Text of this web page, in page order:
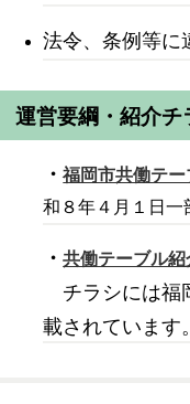
法令、条例等に
運営要綱・紹介チ
・福岡市共働テー
和８年４月１日一
・共働テーブル
チラシには福
載されています